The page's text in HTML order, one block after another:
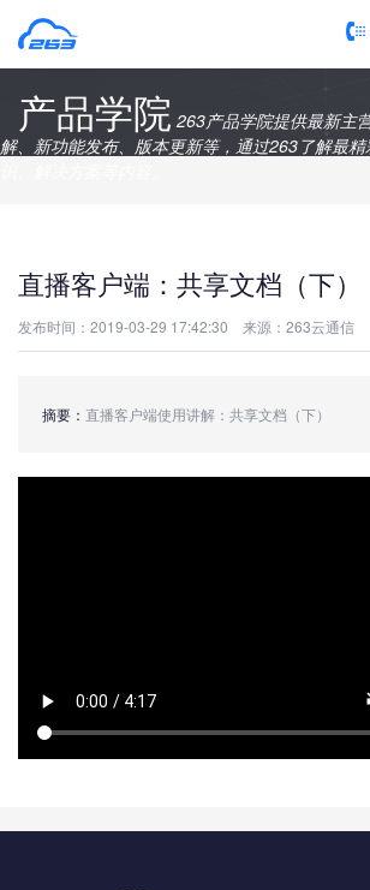
产品学院 263产品学院提供最新主
解、新功能发布、版本更新等，通过263了解最
直播客户端：共享文档（下）
发布时间：2019-03-29 17:42:30 来源：263云通信
摘要： 直播客户端使用讲解：共享文档（下）